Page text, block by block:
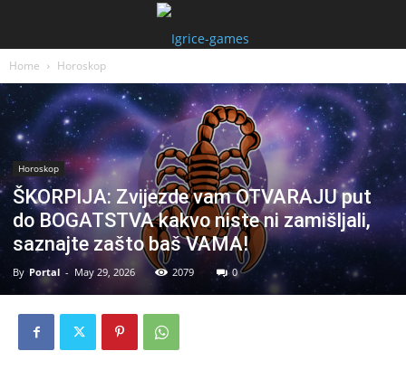
Home Horoskop
Horoskop
ŠKORPIJA: Zvijezde vam OTVARAJU put
do BOGATSTVA kakvo niste ni zamišljali,
saznajte zašto baš VAMA!
By Portal - May 29, 2026 2079 0